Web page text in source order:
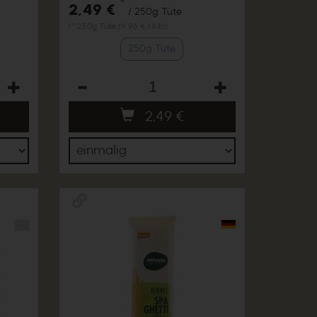
2,49 € *
/ 250g Tüte
250g Tüte
2,49 €